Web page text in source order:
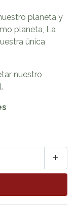
planeta y
planeta, La
única
nuestro
+